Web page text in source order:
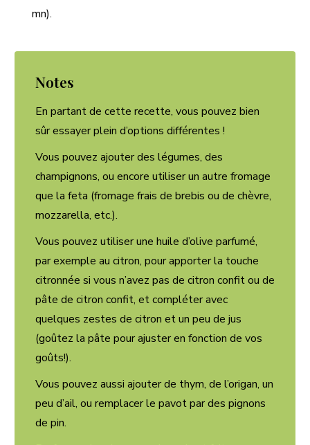
mn).
Notes
En partant de cette recette, vous pouvez bien
sûr essayer plein d’options différentes !
Vous pouvez ajouter des légumes, des
champignons, ou encore utiliser un autre fromage
que la feta (fromage frais de brebis ou de chèvre,
mozzarella, etc.).
Vous pouvez utiliser une huile d’olive parfumé,
par exemple au citron, pour apporter la touche
citronnée si vous n’avez pas de citron confit ou de
pâte de citron confit, et compléter avec
quelques zestes de citron et un peu de jus
(goûtez la pâte pour ajuster en fonction de vos
goûts!).
Vous pouvez aussi ajouter de thym, de l’origan, un
peu d’ail, ou remplacer le pavot par des pignons
de pin.